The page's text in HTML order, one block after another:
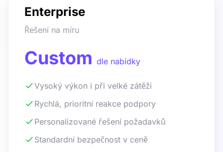
Enterprise
Řešení na míru
Custom dle nabídky
Vysoký výkon i při velké zátěži
Rychlá, prioritní reakce podpory
Personalizované řešení požadavků
Standardní bezpečnost v ceně